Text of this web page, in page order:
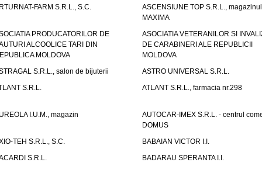
FARM S.R.L., S.C.
ASCENSIUNE TOP S.R.L., magazinul
MAXIMA
PRODUCATORILOR DE
ALCOOLICE TARI DIN
MOLDOVA
ASOCIATIA VETERANILOR SI
DE CARABINERI ALE REPUBLICII
MOLDOVA
S.R.L., salon de bijuterii
ASTRO UNIVERSAL S.R.L.
S.R.L.
ATLANT S.R.L., farmacia nr.298
I.U.M., magazin
AUTOCAR-IMEX S.R.L. - centrul
DOMUS
TEH S.R.L., S.C.
BABAIAN VICTOR I.I.
S.R.L.
BADARAU SPERANTA I.I.